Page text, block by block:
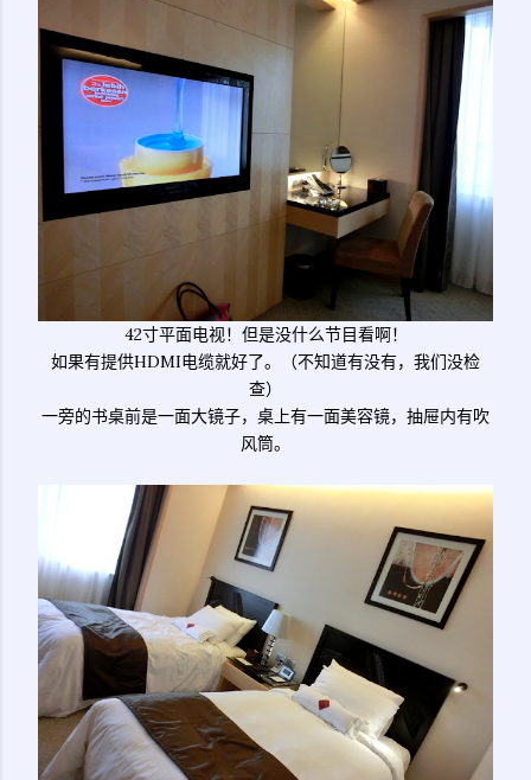
42寸平面电视！但是没什么节目看啊！
如果有提供HDMI电缆就好了。（不知道有没有，我们没检
查）
一旁的书桌前是一面大镜子，桌上有一面美容镜，抽屉内有吹
风筒。